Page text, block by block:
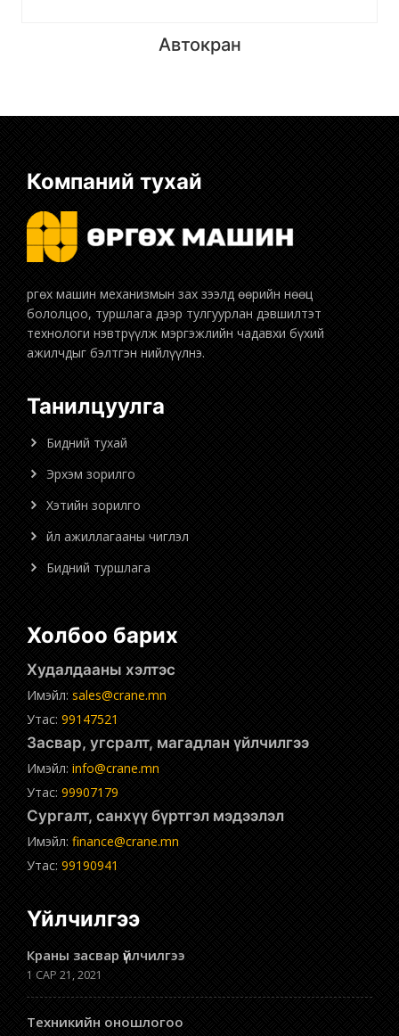
Автокран
Компаний тухай
бололцоо, туршлага дээр тулгуурлан дэвшилтэт
технологи нэвтрүүлж мэргэжлийн чадавхи бүхий
ажилчдыг бэлтгэн нийлүүлнэ.
Танилцуулга
Бидний тухай
Эрхэм зорилго
Хэтийн зорилго
Үйл ажиллагааны чиглэл
Бидний туршлага
Холбоо барих
Худалдааны хэлтэс
Имэйл: sales@crane.mn
Утас: 99147521
Засвар, угсралт, магадлан үйлчилгээ
Имэйл: info@crane.mn
Утас: 99907179
Сургалт, санхүү бүртгэл мэдээлэл
Имэйл: finance@crane.mn
Утас: 99190941
Үйлчилгээ
Краны засвар үйлчилгээ
1 САР 21, 2021
Техникийн оношлогоо